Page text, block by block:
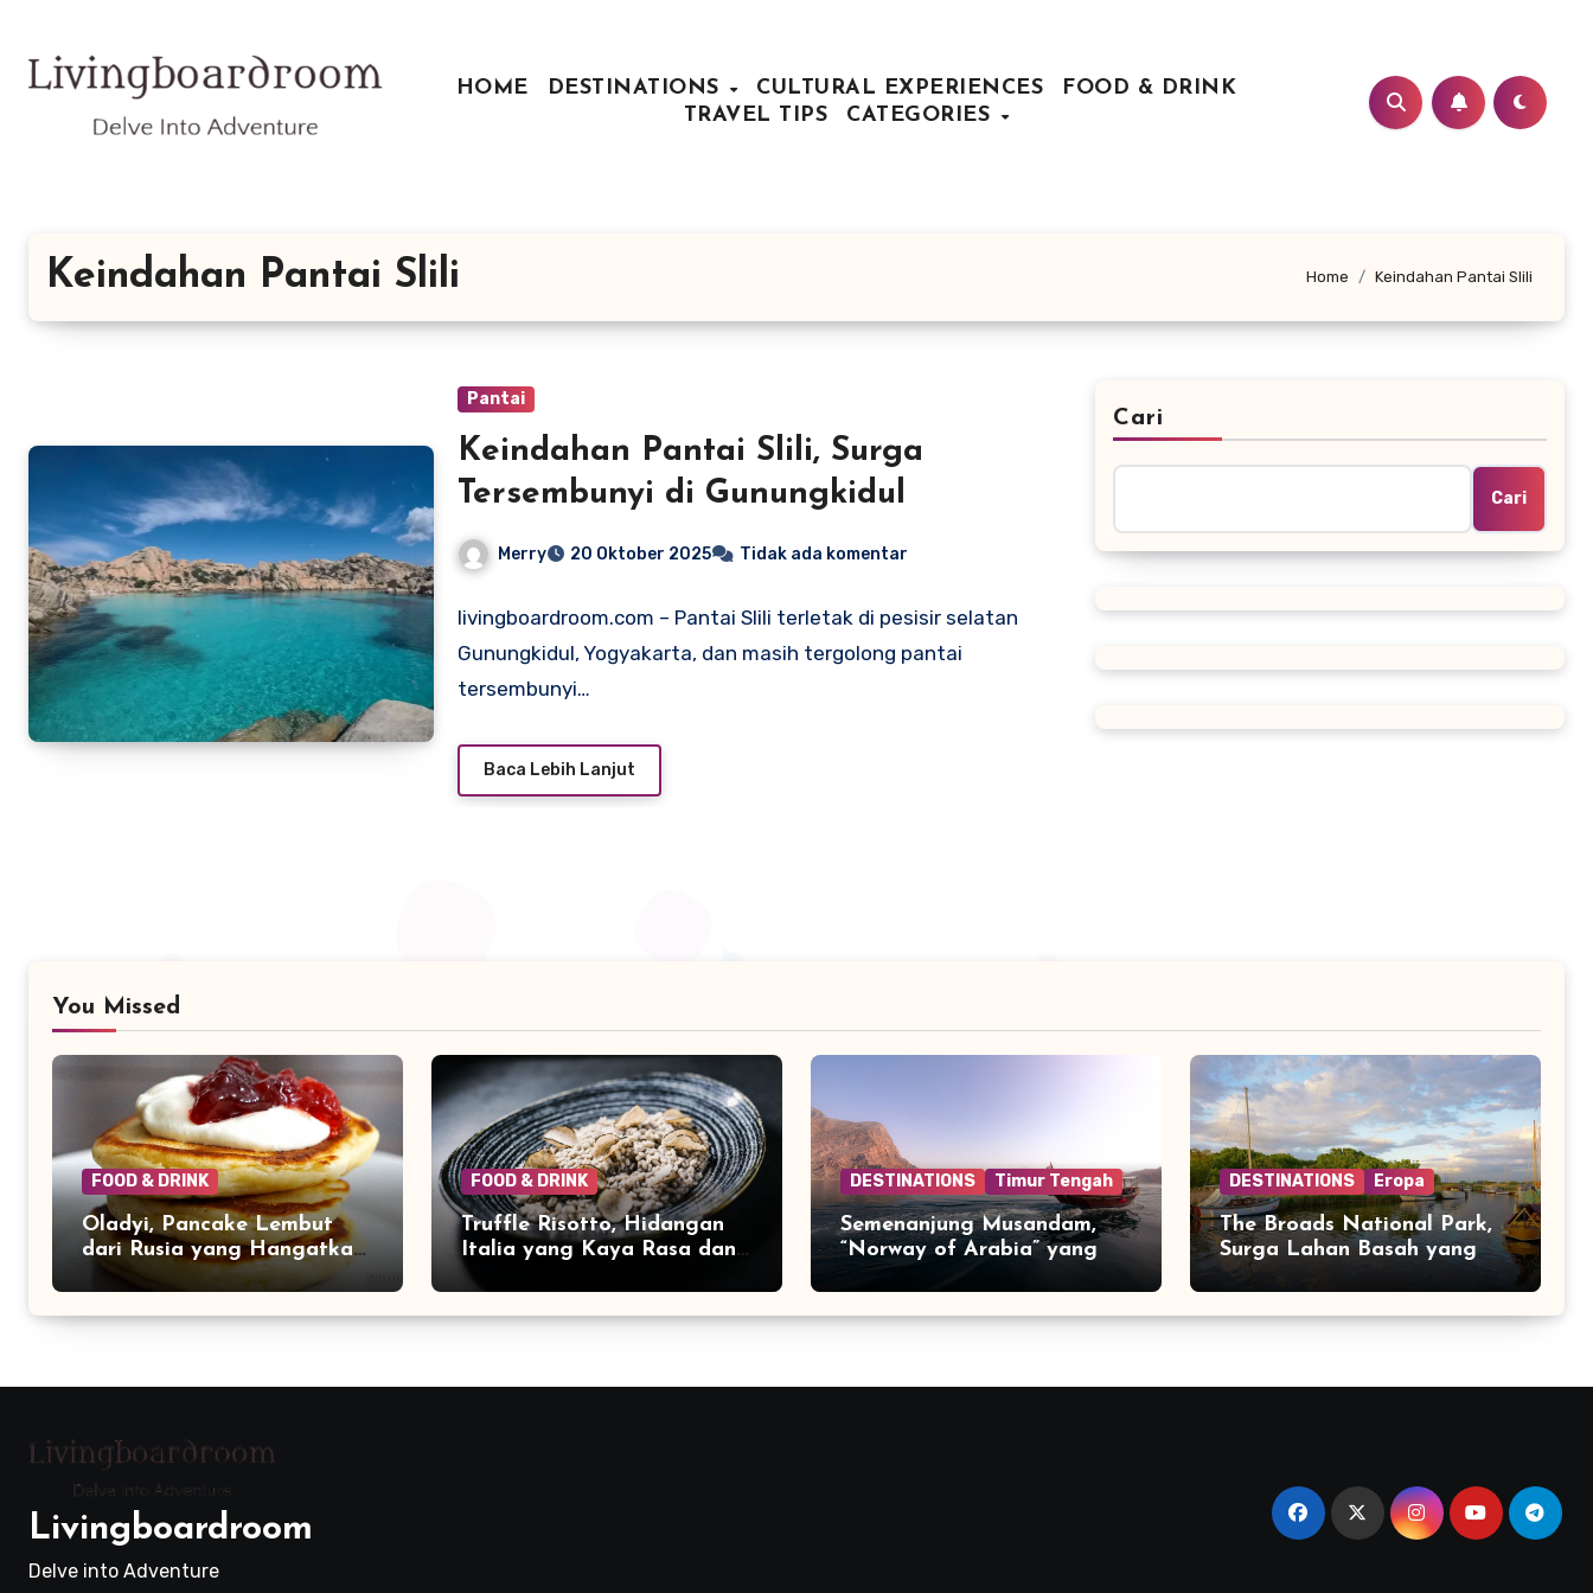
konten
HOME DESTINATIONS CULTURAL EXPERIENCES
FOOD & DRINK
TRAVEL TIPS
CATEGORIES
Keindahan Pantai Slili Home Keindahan Pantai Slili
Pantai
Keindahan Pantai Slili, Surga
Tersembunyi di Gunungkidul
Merry 20 Oktober 2025 Tidak ada komentar
livingboardroom.com – Pantai Slili terletak di pesisir selatan
Gunungkidul, Yogyakarta, dan masih tergolong pantai
tersembunyi…
Baca Lebih Lanjut
Cari
Cari
You Missed
FOOD & DRINK
Oladyi, Pancake Lembut
dari Rusia yang Hangatkan
Meja Makan Keluarga
FOOD & DRINK
Truffle Risotto, Hidangan
Italia yang Kaya Rasa dan
Aroma
DESTINATIONS Timur Tengah
Semenanjung Musandam,
“Norway of Arabia” yang
DESTINATIONS Eropa
The Broads National Park,
Surga Lahan Basah yang
Tenang di Inggris Timur
Livingboardroom
Delve into Adventure